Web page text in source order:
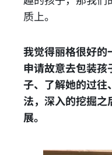
质上。
我觉得丽格很好的
申请故意去包装孩
子、了解她的过往
法，深入的挖掘之
展。